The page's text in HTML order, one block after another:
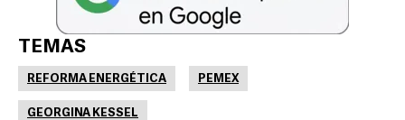
TEMAS
REFORMA ENERGÉTICA PEMEX
GEORGINA KESSEL